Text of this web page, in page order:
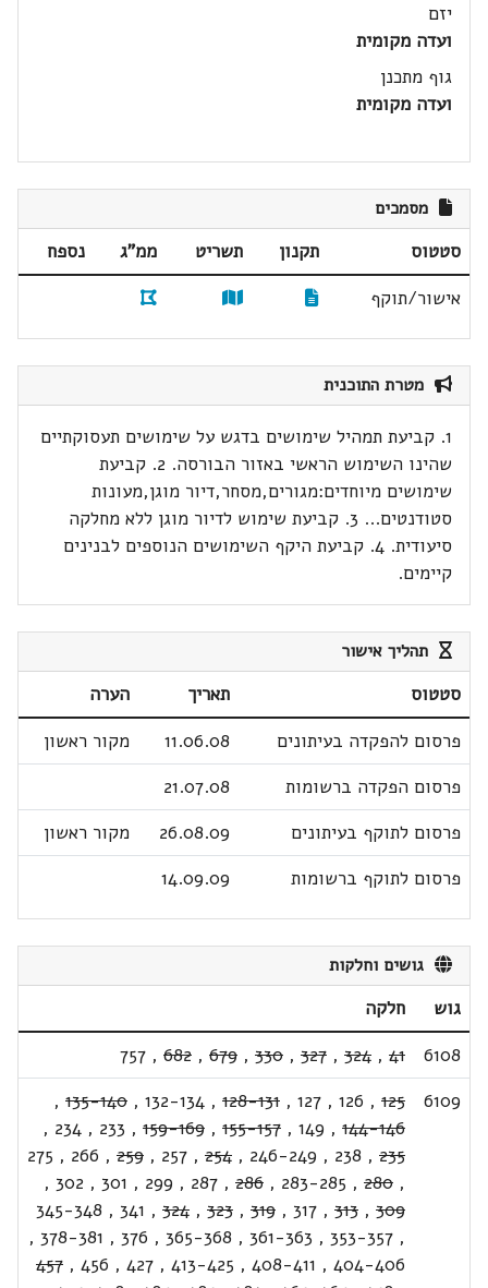
יזם
ועדה מקומית
גוף מתכנן
ועדה מקומית
מסמכים
סטטוס תקנון תשריט ממ"ג
נספח
אישור/תוקף
מטרת התוכנית
1. קביעת תמהיל שימושים בדגש על שימושים תעסוקתיים
שהינו השימוש הראשי באזור הבורסה. 2. קביעת
שימושים מיוחדים:מגורים,מסחר,דיור מוגן,מעונות
סטודנטים... 3. קביעת שימוש לדיור מוגן ללא מחלקה
סיעודית. 4. קביעת היקף השימושים הנוספים לבנינים
קיימים.
תהליך אישור
סטטוס תאריך
הערה
פרסום להפקדה בעיתונים
11.06.08
מקור ראשון
פרסום הפקדה ברשומות
21.07.08
פרסום לתוקף בעיתונים
26.08.09
מקור ראשון
פרסום לתוקף ברשומות
14.09.09
גושים וחלקות
גוש
חלקה
6108
41
,
324
,
327
,
330
,
679
,
682
,
757
6109
125
,
126
,
127
,
128-131
,
132-134
,
135-140
,
144-146
,
149
,
155-157
,
159-169
,
233
,
234
,
235
,
238
,
246-249
,
254
,
257
,
259
,
266
,
275
,
280
,
283-285
,
286
,
287
,
299
,
301
,
302
,
309
,
313
,
317
,
319
,
323
,
324
,
341
,
345-348
,
353-357
,
361-363
,
365-368
,
376
,
378-381
,
404-406
,
408-411
,
413-425
,
427
,
456
,
457